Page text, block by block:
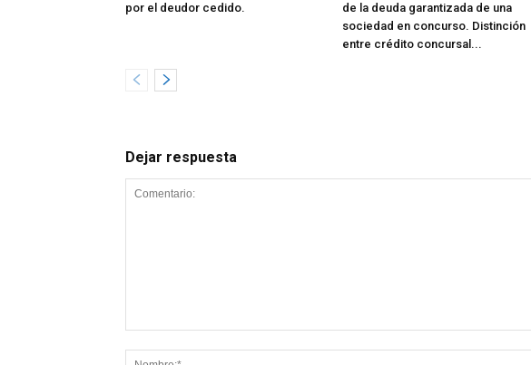
por el deudor cedido.
de la deuda garantizada de una
sociedad en concurso. Distinción
entre crédito concursal...
Dejar respuesta